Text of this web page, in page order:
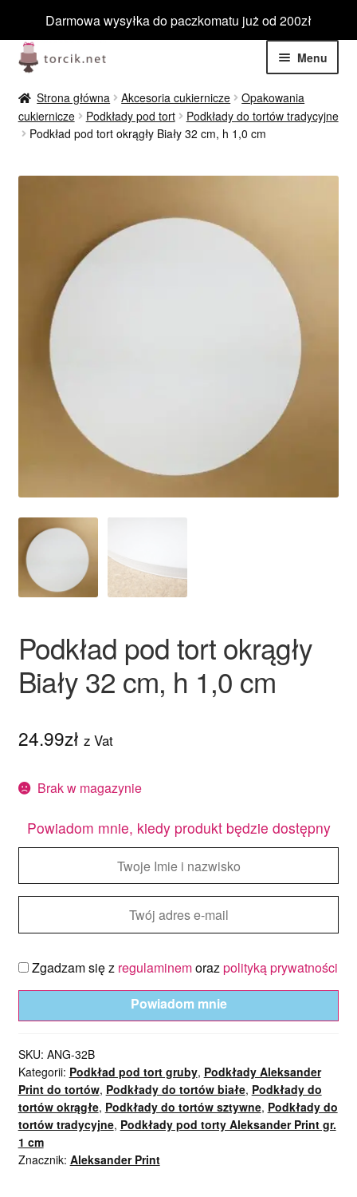
Darmowa wysyłka do paczkomatu już od 200zł
Przejdź
do
nawigacji
Przejdź
do
treści
Menu
Jadalne
menu
Niejadalne
Barwniki spożywcze
Rozwiń
Wyprzedaż
Ozdoby na tort weselny
Strona główna Akcesoria cukiernicze
Opakowania
cukiernicze
Podkłady pod tort
Podkłady do tortów tradycyjne
Podkład pod tort okrągły Biały 32 cm, h 1,0 cm
Podkład pod tort okrągły
Biały 32 cm, h 1,0 cm
24.99zł z Vat
Brak w magazynie
Powiadom mnie, kiedy produkt będzie dostępny
Zgadzam się z regulaminemorazpolityką prywatności
Powiadom mnie
SKU: ANG-32B
Kategorii: Podkład pod tort gruby, Podkłady Aleksander
Print do tortów, Podkłady do tortów białe, Podkłady do
tortów okrągłe, Podkłady do tortów sztywne, Podkłady do
tortów tradycyjne, Podkłady pod torty Aleksander Print gr.
1 cm
Znacznik: Aleksander Print